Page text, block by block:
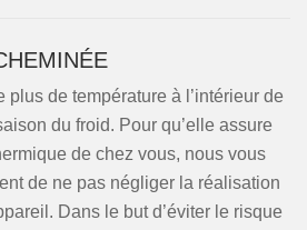
plus de température à l’intérieur de
du froid. Pour qu’elle assure
de chez vous, nous vous
de ne pas négliger la réalisation
Dans le but d’éviter le risque